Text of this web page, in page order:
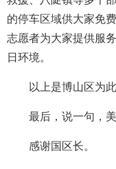
的停车区域供大家免
志愿者为大家提供服
日环境。
以上是博山区为此
最后，说一句，美
感谢国区长。